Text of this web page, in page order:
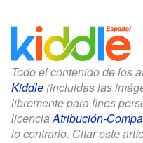
Todo el contenido de los
Kiddle (incluidas las
libremente para fines
licenciaAtribución-
lo contrario. Citar este